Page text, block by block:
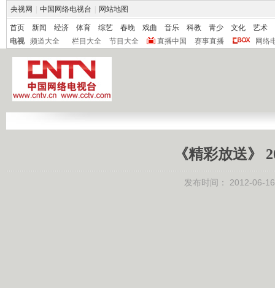
央视网 中国网络电视台 网站地图
首页 新闻 经济 体育 综艺 春晚 戏曲 音乐 科教 青少 文化
艺术
电视
频道大全 栏目大全 节目大全 直播中国 赛事直播 网络
《精彩放送》
发布时间： 2012-06-